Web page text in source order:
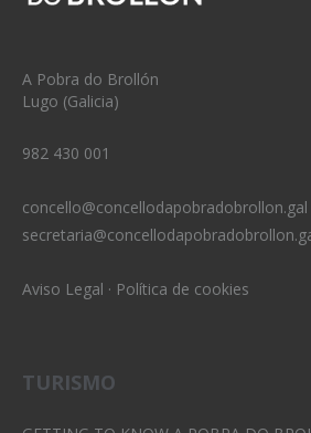
A Pobra do Brollón
Lugo (Galicia)
982 430 001
concello@concellodapobradobrollon.gal
Aviso Legal · Política de cookies
TURISMO